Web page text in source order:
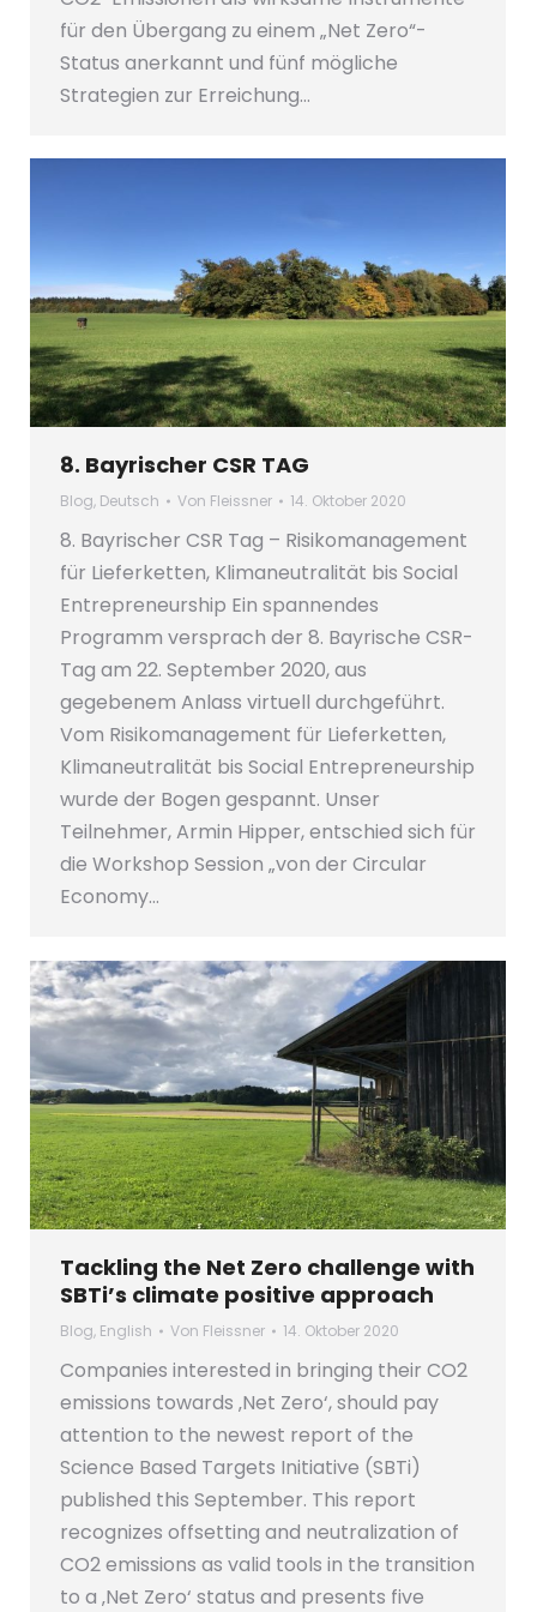
für den Übergang zu einem „Net Zero“-
Status anerkannt und fünf mögliche
Strategien zur Erreichung…
8. Bayrischer CSR TAG
Blog, Deutsch Von Fleissner 14. Oktober 2020
8. Bayrischer CSR Tag – Risikomanagement
für Lieferketten, Klimaneutralität bis Social
Entrepreneurship Ein spannendes
Programm versprach der 8. Bayrische CSR-
Tag am 22. September 2020, aus
gegebenem Anlass virtuell durchgeführt.
Vom Risikomanagement für Lieferketten,
Klimaneutralität bis Social Entrepreneurship
wurde der Bogen gespannt. Unser
Teilnehmer, Armin Hipper, entschied sich für
die Workshop Session „von der Circular
Economy…
Tackling the Net Zero challenge with
SBTi’s climate positive approach
Blog, English Von Fleissner 14. Oktober 2020
Companies interested in bringing their CO2
emissions towards ‚Net Zero‘, should pay
attention to the newest report of the
Science Based Targets Initiative (SBTi)
published this September. This report
recognizes offsetting and neutralization of
CO2 emissions as valid tools in the transition
to a ‚Net Zero‘ status and presents five